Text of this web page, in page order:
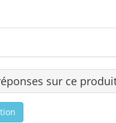
sur ce